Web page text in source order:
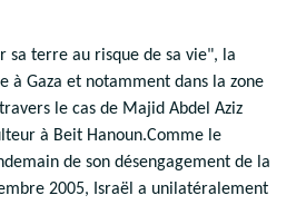
sa terre au risque de sa vie", la
à Gaza et notamment dans la zone
le cas de Majid Abdel Aziz
à Beit Hanoun.Comme le
de son désengagement de la
2005, Israël a unilatéralement